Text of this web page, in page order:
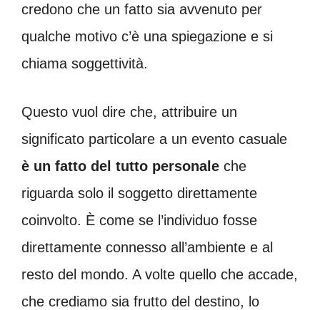
credono che un fatto sia avvenuto per
qualche motivo c’è una spiegazione e si
chiama soggettività.
Questo vuol dire che, attribuire un
significato particolare a un evento casuale
è un fatto del tutto personale che
riguarda solo il soggetto direttamente
coinvolto. È come se l’individuo fosse
direttamente connesso all’ambiente e al
resto del mondo. A volte quello che accade,
che crediamo sia frutto del destino, lo